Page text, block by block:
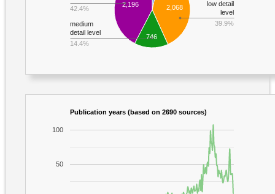
2,068
2,196
746
low detail
level
39.9%
medium
detail level
14.4%
42.4%
Publication years (based on 2690 sources)
50
100